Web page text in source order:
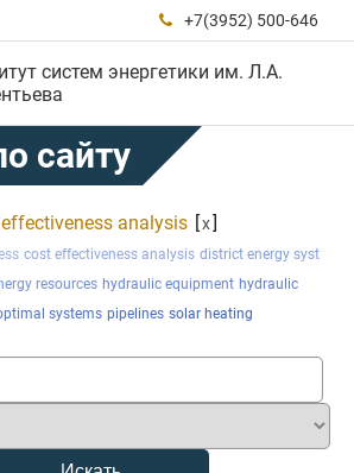
 +7(3952) 500-646
систем энергетики им. Л.А.
сайту
analysis [x]
cost effectiveness analysis district energy syst
resources hydraulic equipment hydraulic
systems pipelines solar heating